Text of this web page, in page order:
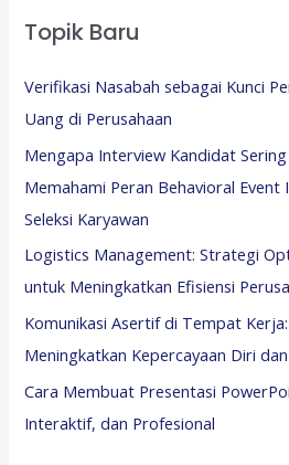
Topik Baru
Verifikasi Nasabah sebagai Kunci
Uang di Perusahaan
Mengapa Interview Kandidat
Memahami Peran Behavioral Event
Seleksi Karyawan
Logistics Management: Strategi
untuk Meningkatkan Efisiensi
Komunikasi Asertif di Tempat
Meningkatkan Kepercayaan Diri
Cara Membuat Presentasi
Interaktif, dan Profesional